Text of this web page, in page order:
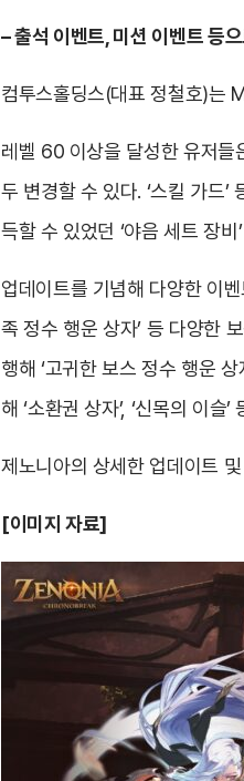
– 출석 이벤트, 미션 이벤트 등
컴투스홀딩스(대표 정철호)는
레벨 60 이상을 달성한 유저들
두 변경할 수 있다. ‘스킬 가드
득할 수 있었던 ‘야음 세트 장
업데이트를 기념해 다양한 이
족 정수 행운 상자’ 등 다양한
행해 ‘고귀한 보스 정수 행운
해 ‘소환권 상자’, ‘신목의 이
제노니아의 상세한 업데이트
[이미지 자료]